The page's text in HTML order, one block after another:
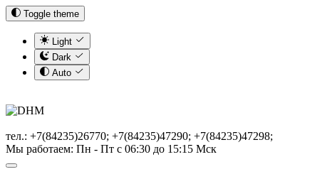
Toggle theme
Light
Dark
Auto
тел.: +7(84235)26770; +7(84235)47290; +7(84235)47298;
Мы работаем: Пн - Пт с 06:30 до 15:15 Мск